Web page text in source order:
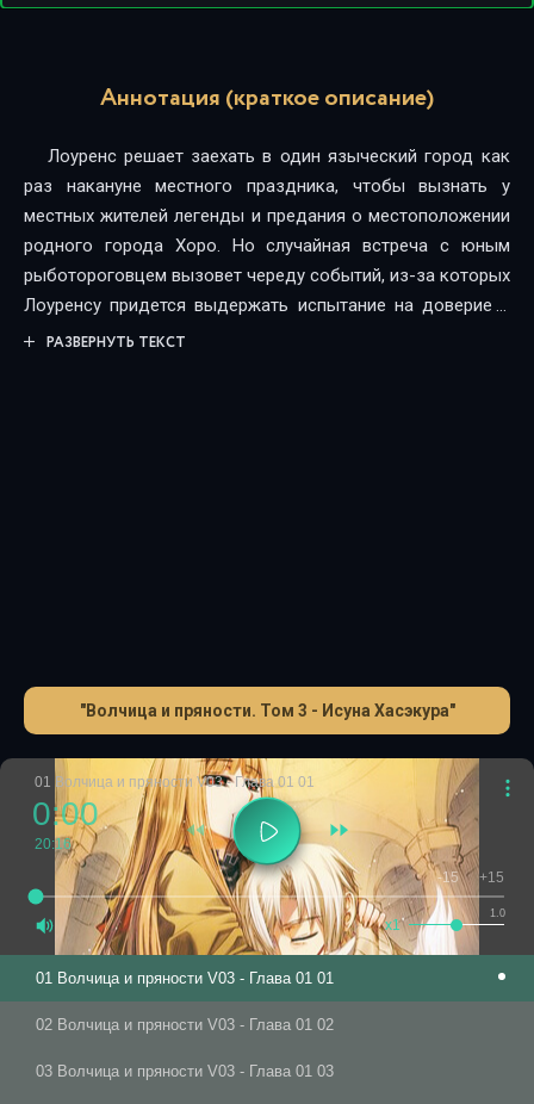
Аннотация (краткое описание)
Лоуренс решает заехать в один языческий город как
раз накануне местного праздника, чтобы вызнать у
местных жителей легенды и предания о местоположении
родного города Хоро. Но случайная встреча с юным
рыботороговцем вызовет череду событий, из-за которых
Лоуренсу придется выдержать испытание на доверие к
своей божественной спутнице.
РАЗВЕРНУТЬ ТЕКСТ
"Волчица и пряности. Том 3 - Исуна Хасэкура"
01 Волчица и пряности V03 - Глава 01 01
0:00
20:16
1.0
x1
-15 +15
01 Волчица и пряности V03 - Глава 01 01
02 Волчица и пряности V03 - Глава 01 02
03 Волчица и пряности V03 - Глава 01 03